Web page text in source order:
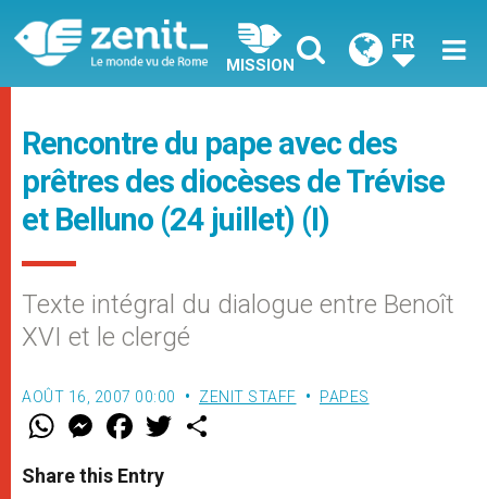
MISSION
FR
Rencontre du pape avec des
prêtres des diocèses de Trévise
et Belluno (24 juillet) (I)
Texte intégral du dialogue entre Benoît
XVI et le clergé
AOÛT 16, 2007 00:00 ZENIT STAFF PAPES
W
t
s
M
e
s
e
F
a
e
b
w
Share this Entry